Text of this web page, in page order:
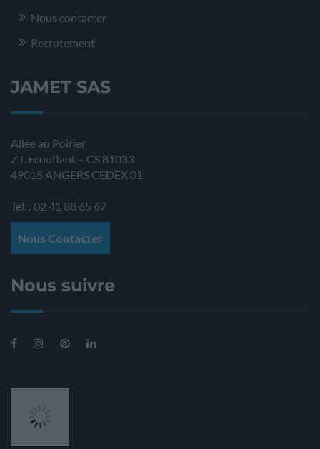
Nous contacter
Recrutement
JAMET SAS
Allée au Poirier
Z.I. Ecouflant – CS 81033
49015 ANGERS CEDEX 01
Tél. : 02 41 88 65 67
Nous Contacter
Nous suivre